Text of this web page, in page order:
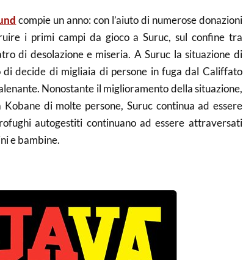
compie un anno: con l’aiuto di numerose donazioni
i primi campi da gioco a Suruc, sul confine tra
di desolazione e miseria. A Suruc la situazione di
di decide di migliaia di persone in fuga dal Califfato
Nonostante il miglioramento della situazione,
di molte persone, Suruc continua ad essere
autogestiti continuano ad essere attraversati
e bambine.